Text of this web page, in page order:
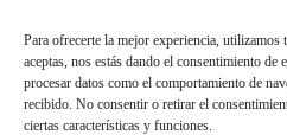
Para ofrecerte la mejor experiencia,
aceptas, nos estás dando el consentimiento de
procesar datos como el comportamiento de
recibido. No consentir o retirar el
ciertas características y funciones.